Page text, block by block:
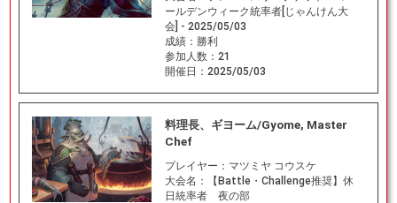
ールデンウィーク統率者[じゃんけん大
会] - 2025/05/03
成績： 勝利
参加人数： 21
開催日： 2025/05/03
料理長、ギヨーム/Gyome, Master
Chef
プレイヤー： マツミヤ コウスケ
大会名：
【Battle・Challenge推奨】休
日統率者 夜の部